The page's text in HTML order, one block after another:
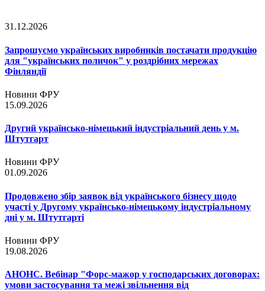
31.12.2026
Запрошуємо українських виробників постачати продукцію
для "українських поличок" у роздрібних мережах
Фінляндії
Новини ФРУ
15.09.2026
Другий українсько-німецький індустріальний день у м.
Штутгарт
Новини ФРУ
01.09.2026
Продовжено збір заявок від українського бізнесу щодо
участі у Другому українсько-німецькому індустріальному
дні у м. Штутгарті
Новини ФРУ
19.08.2026
АНОНС. Вебінар "Форс-мажор у господарських договорах:
умови застосування та межі звільнення від